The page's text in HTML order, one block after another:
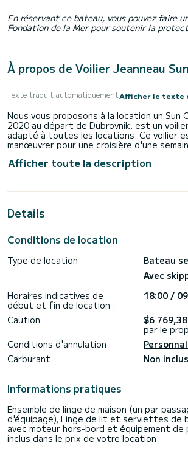
En réservant ce bateau, vous pouvez faire
Fondation de la Mer pour soutenir la
À propos de Voilier Jeanneau
Texte traduit automatiquementAfficher le texte
Nous vous proposons à la location un Sun
2020 au départ de Dubrovnik. est un
adapté à toutes les locations. Ce voilier
manœuvrer pour une croisière d'une
Le bateau dispose de 4 cabine(s)
et d'une capacité de 10 personnes. D'une
des vacances exceptionnelles sur l'eau
génois sur enrouleur.
Si vous avez des questions sur le bateau
de location, vous pouvez envoyer un
plateforme Samboat. Un conseiller
Afficher toute la description
Details
Conditions de location
Type de location
Bateau
Avec
Horaires indicatives de
début et fin de location :
18:00 /
Caution
$6 769,38
par le
Conditions d'annulation
Carburant
Non inclus
Informations pratiques
Ensemble de linge de maison (un par
d'équipage), Linge de lit et serviettes de
avec moteur hors-bord et équipement de
inclus dans le prix de votre location